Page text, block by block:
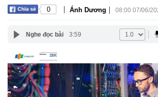
0 | Ánh Dương | 08:00 07/06/
Nghe đọc bài 3:59